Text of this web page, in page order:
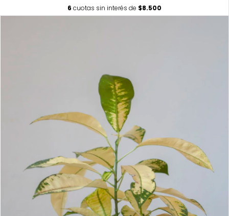
6 cuotas sin interés de $8.500